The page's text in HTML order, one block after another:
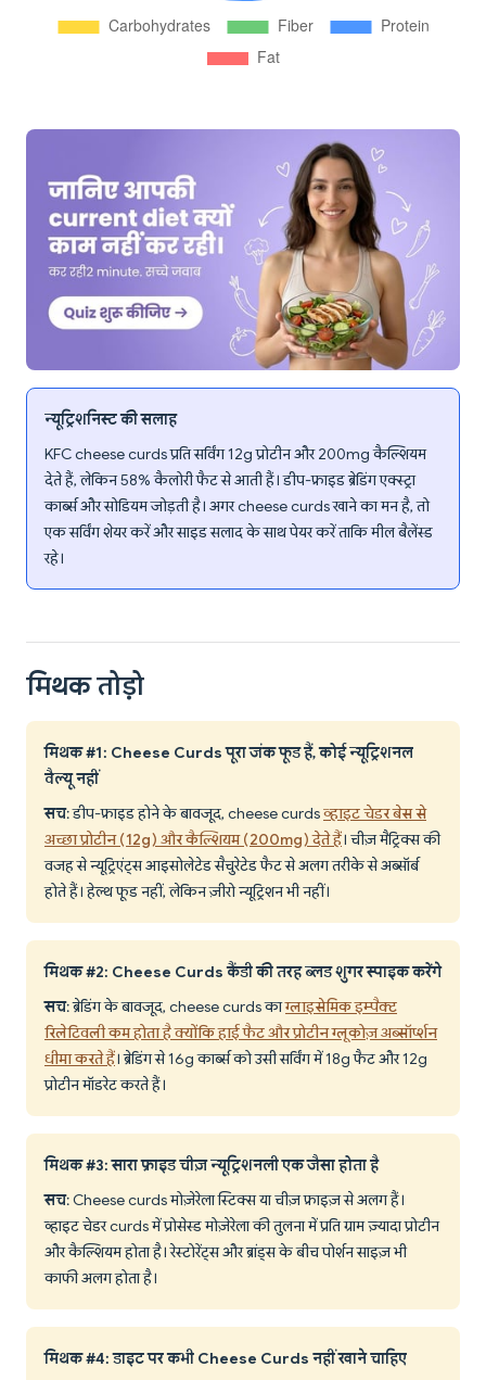
न्यूट्रिशनिस्ट की सलाह
KFC cheese curds प्रति सर्विंग 12g प्रोटीन और 200mg कैल्शियम
देते हैं, लेकिन 58% कैलोरी फैट से आती हैं। डीप-फ्राइड ब्रेडिंग एक्स्ट्रा
कार्ब्स और सोडियम जोड़ती है। अगर cheese curds खाने का मन है, तो
एक सर्विंग शेयर करें और साइड सलाद के साथ पेयर करें ताकि मील बैलेंस्ड
रहे।
मिथक तोड़ो
मिथक #1: Cheese Curds पूरा जंक फूड हैं, कोई न्यूट्रिशनल
वैल्यू नहीं
सच: डीप-फ्राइड होने के बावजूद, cheese curdsव्हाइट चेडर बेस से
अच्छा प्रोटीन (12g) और कैल्शियम (200mg) देते हैं। चीज़ मैट्रिक्स की
वजह से न्यूट्रिएंट्स आइसोलेटेड सैचुरेटेड फैट से अलग तरीके से अब्सॉर्ब
होते हैं। हेल्थ फूड नहीं, लेकिन ज़ीरो न्यूट्रिशन भी नहीं।
मिथक #2: Cheese Curds कैंडी की तरह ब्लड शुगर स्पाइक करेंगे
सच: ब्रेडिंग के बावजूद, cheese curds काग्लाइसेमिक इम्पैक्ट
रिलेटिवली कम होता है क्योंकि हाई फैट और प्रोटीन ग्लूकोज़ अब्सॉर्प्शन
धीमा करते हैं। ब्रेडिंग से 16g कार्ब्स को उसी सर्विंग में 18g फैट और 12g
प्रोटीन मॉडरेट करते हैं।
मिथक #3: सारा फ्राइड चीज़ न्यूट्रिशनली एक जैसा होता है
सच: Cheese curds मोज़ेरेला स्टिक्स या चीज़ फ्राइज़ से अलग हैं।
व्हाइट चेडर curds में प्रोसेस्ड मोज़ेरेला की तुलना में प्रति ग्राम ज़्यादा प्रोटीन
और कैल्शियम होता है। रेस्टोरेंट्स और ब्रांड्स के बीच पोर्शन साइज़ भी
काफी अलग होता है।
मिथक #4: डाइट पर कभी Cheese Curds नहीं खाने चाहिए